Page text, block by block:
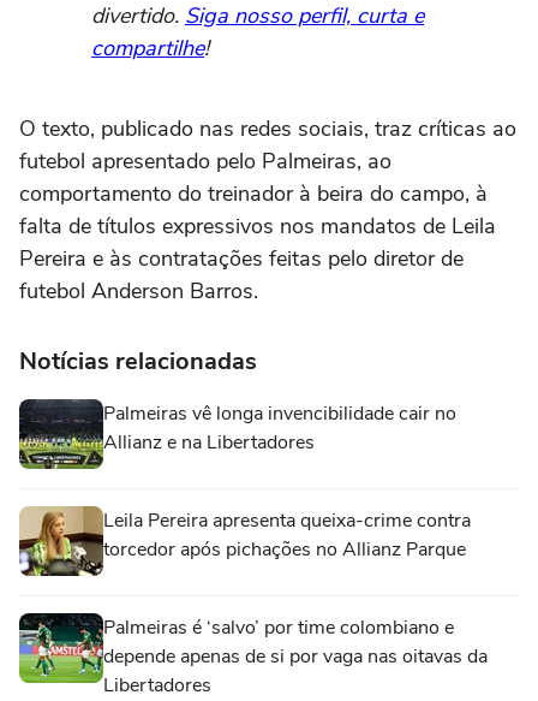
divertido. Siga nosso perfil, curta e
compartilhe!
O texto, publicado nas redes sociais, traz críticas ao
futebol apresentado pelo Palmeiras, ao
comportamento do treinador à beira do campo, à
falta de títulos expressivos nos mandatos de Leila
Pereira e às contratações feitas pelo diretor de
futebol Anderson Barros.
Notícias relacionadas
Palmeiras vê longa invencibilidade cair no
Allianz e na Libertadores
Leila Pereira apresenta queixa-crime contra
torcedor após pichações no Allianz Parque
Palmeiras é ‘salvo’ por time colombiano e
depende apenas de si por vaga nas oitavas da
Libertadores